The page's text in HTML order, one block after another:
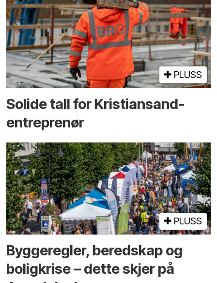
PLUSS
Solide tall for Kristiansand-
entreprenør
PLUSS
Bygge­regler, beredskap og
bolig­krise – dette skjer på